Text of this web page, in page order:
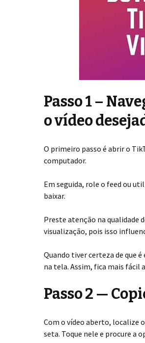
Passo 1 –
o vídeo
O primeiro passo é abrir o
computador.
Em seguida, role o feed ou
baixar.
Preste atenção na qualidade
visualização, pois isso
Quando tiver certeza de que
na tela. Assim, fica mais fácil
Passo 2 —
Com o vídeo aberto, localize
seta. Toque nele e procure a